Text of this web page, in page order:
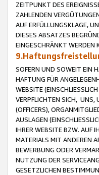
ZEITPUNKT DES
ZAHLENDEN
AUF ERFÜLLUNGSKLAGE,
DIESES ABSATZES
EINGESCHRÄNKT WERDEN
SOFERN UND SOWEIT EIN
HAFTUNG FÜR
WEBSITE
VERPFLICHTEN SICH, UNS,
(OFFICERS),
AUSLAGEN
IHRER WEBSITE BZW. AUF
MATERIALS MIT ANDEREN
BEWERBUNG ODER
NUTZUNG DER
GESETZLICHEN